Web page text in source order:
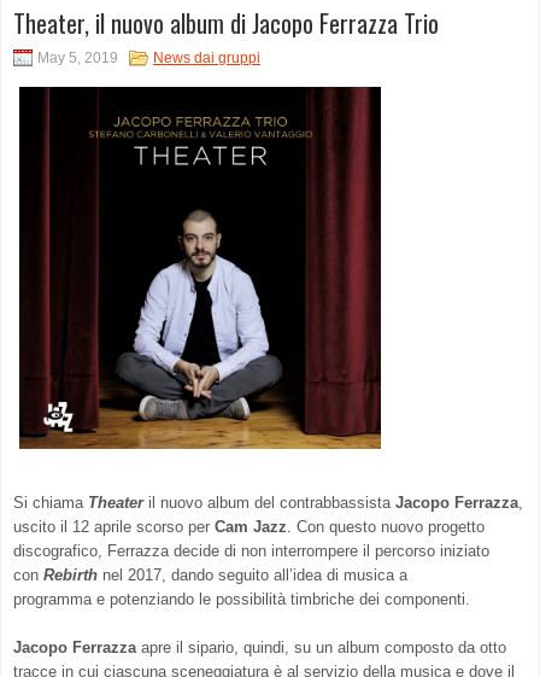
Theater, il nuovo album di Jacopo Ferrazza Trio
May 5, 2019 News dai gruppi
Si chiama Theater il nuovo album del contrabbassista Jacopo Ferrazza
uscito il 12 aprile scorso per Cam Jazz Con questo nuovo progetto
discografico, Ferrazza decide di non interrompere il percorso iniziato
con Rebirth nel 2017, dando seguito all’idea di musica a
programma e potenziando le possibilità timbriche dei componenti.
Jacopo Ferrazza apre il sipario, quindi, su un album composto da otto
tracce in cui ciascuna sceneggiatura è al servizio della musica e dove il